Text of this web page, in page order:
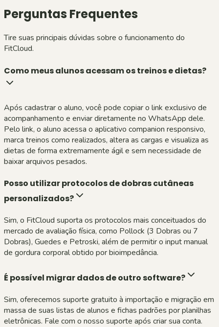
Perguntas Frequentes
Tire suas principais dúvidas sobre o funcionamento do
FitCloud.
Como meus alunos acessam os treinos e dietas?
Após cadastrar o aluno, você pode copiar o link exclusivo de
acompanhamento e enviar diretamente no WhatsApp dele.
Pelo link, o aluno acessa o aplicativo companion responsivo,
marca treinos como realizados, altera as cargas e visualiza as
dietas de forma extremamente ágil e sem necessidade de
baixar arquivos pesados.
Posso utilizar protocolos de dobras cutâneas
personalizados?
Sim, o FitCloud suporta os protocolos mais conceituados do
mercado de avaliação física, como Pollock (3 Dobras ou 7
Dobras), Guedes e Petroski, além de permitir o input manual
de gordura corporal obtido por bioimpedância.
É possível migrar dados de outro software?
Sim, oferecemos suporte gratuito à importação e migração em
massa de suas listas de alunos e fichas padrões por planilhas
eletrônicas. Fale com o nosso suporte após criar sua conta.